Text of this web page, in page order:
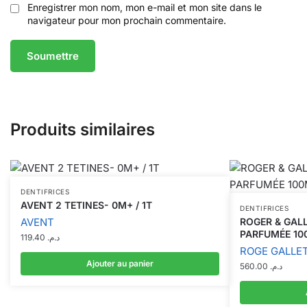
Enregistrer mon nom, mon e-mail et mon site dans le
navigateur pour mon prochain commentaire.
Produits similaires
DENTIFRICES
AVENT 2 TETINES- 0M+ / 1T
AVENT
د.م.
Ajouter au panier
DENTIFRICES
ROGER &
PARFUMÉE
ROGE
د.م.